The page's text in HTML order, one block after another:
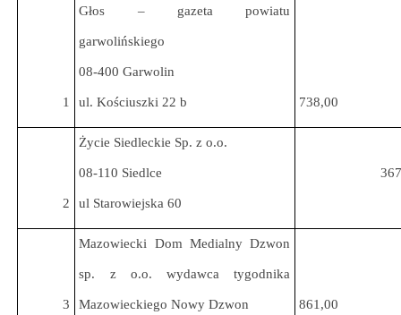
1
Głos – gazeta powiatu
garwolińskiego
08-400 Garwolin
ul. Kościuszki 22 b 738,00
2
Życie Siedleckie Sp. z o.o.
08-110 Siedlce
ul Starowiejska 60
3
Mazowiecki Dom Medialny Dzwon
sp. z o.o. wydawca tygodnika
Mazowieckiego Nowy Dzwon 861,00